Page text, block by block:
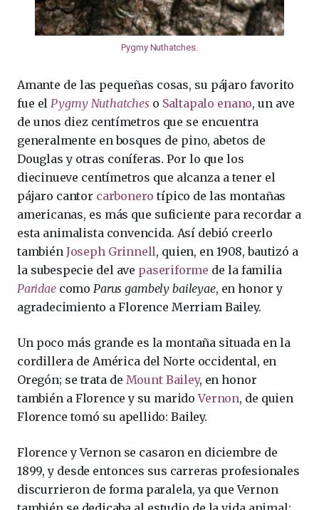
Pygmy Nuthatches.
Amante de las pequeñas cosas, su pájaro favorito
fue el Pygmy Nuthatches o Saltapalo enano, un ave
de unos diez centímetros que se encuentra
generalmente en bosques de pino, abetos de
Douglas y otras coníferas. Por lo que los
diecinueve centímetros que alcanza a tener el
pájaro cantor carbonero típico de las montañas
americanas, es más que suficiente para recordar a
esta animalista convencida. Así debió creerlo
también Joseph Grinnell, quien, en 1908, bautizó a
la subespecie del ave paseriforme de la familia
Paridaecomo Parus gambely baileyae, en honor y
agradecimiento a Florence Merriam Bailey.
Un poco más grande es la montaña situada en la
cordillera de América del Norte occidental, en
Oregón; se trata de Mount Bailey, en honor
también a Florence y su maridoVernon, de quien
Florence tomó su apellido: Bailey.
Florence y Vernon se casaron en diciembre de
1899, y desde entonces sus carreras profesionales
discurrieron de forma paralela, ya que Vernon